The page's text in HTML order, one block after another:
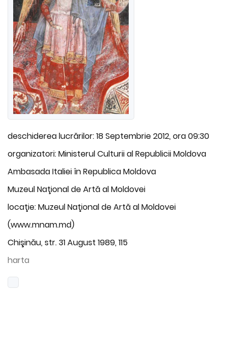
deschiderea lucrărilor: 18 Septembrie 2012, ora 09:30
organizatori: Ministerul Culturii al Republicii Moldova
Ambasada Italiei în Republica Moldova
Muzeul Naţional de Artă al Moldovei
locaţie: Muzeul Naţional de Artă al Moldovei
(www.mnam.md)
Chişinău, str. 31 August 1989, 115
harta